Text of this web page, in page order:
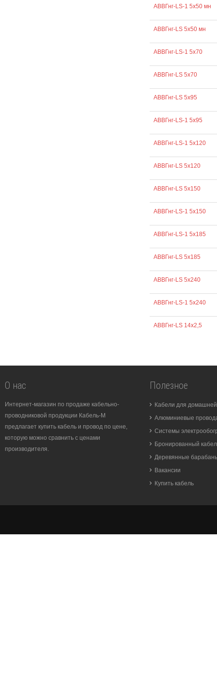
АВВГнг-LS-1 5х50 мн
АВВГнг-LS 5х50 мн
АВВГнг-LS-1 5х70
АВВГнг-LS 5х70
АВВГнг-LS 5х95
АВВГнг-LS-1 5х95
АВВГнг-LS-1 5х120
АВВГнг-LS 5х120
АВВГнг-LS 5х150
АВВГнг-LS-1 5х150
АВВГнг-LS-1 5х185
АВВГнг-LS 5х185
АВВГнг-LS 5х240
АВВГнг-LS-1 5х240
АВВГнг-LS 14х2,5
О нас
Интернет-магазин по продаже кабельно-
проводниковой продукции Кабель-М
предлагает купить кабель и провод по цене,
которую можно сравнить с ценами
производителя.
Полезное
Кабели для
Алюминиевые
Системы
Бронированный
Деревянные
Вакансии
Купить кабель